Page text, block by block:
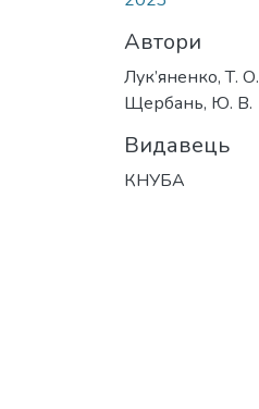
Автори
Лук’яненко, Т. О.
Щербань, Ю. В.
Видавець
КНУБА